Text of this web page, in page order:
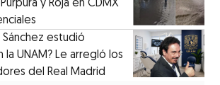
y Roja en CDMX
estudió
UNAM? Le arregló los
del Real Madrid